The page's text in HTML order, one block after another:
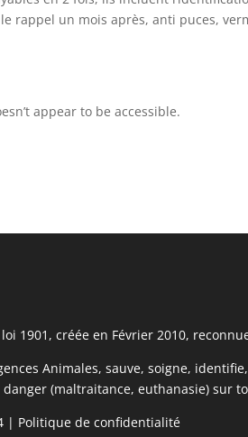
rappel un mois après, anti puces,
appear to be accessible.
1901, créée en Février 2010,
Animales, sauve, soigne,
(maltraitance, euthanasie) sur
| Politique de confidentialité